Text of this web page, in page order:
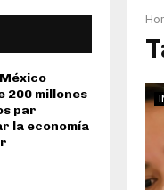
200 millones
par
la economía